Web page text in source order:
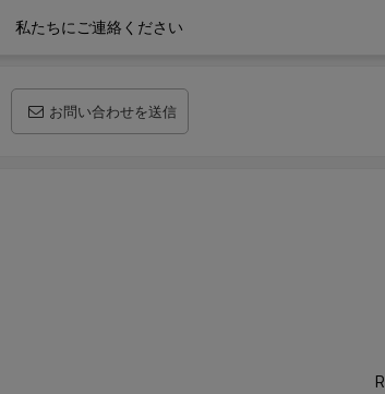
私たちにご連絡ください
お問い合わせを送信